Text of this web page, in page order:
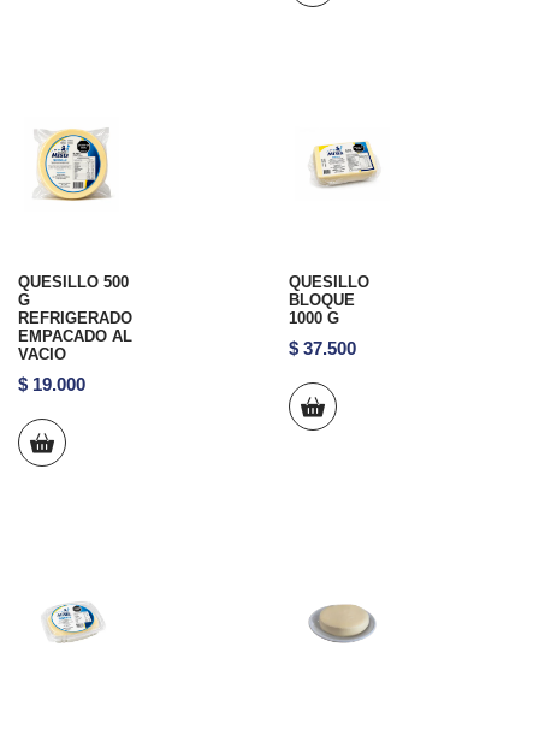
QUESILLO 500
G
REFRIGERADO
EMPACADO AL
VACIO
$ 19.000
QUESILLO
BLOQUE
1000 G
$37.500